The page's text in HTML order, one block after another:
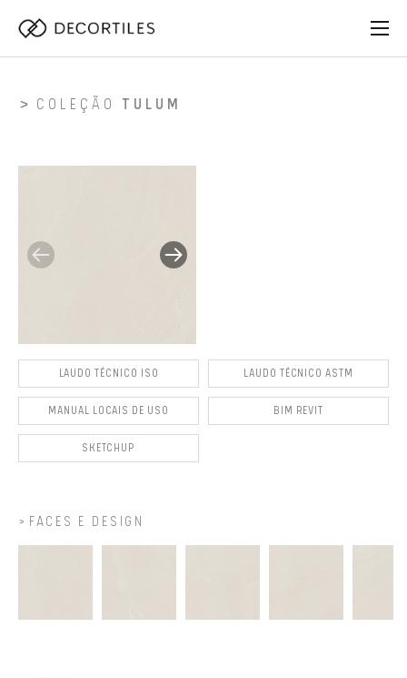
COLEÇÃO TULUM
LAUDO TÉCNICO ISO LAUDO TÉCNICO ASTM
MANUAL LOCAIS DE USO BIM REVIT
SKETCHUP
FACES E DESIGN